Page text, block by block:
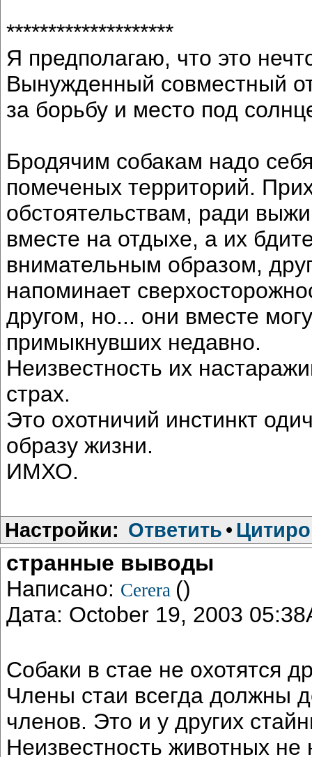
********************
Я предполагаю, что это
Вынужденный совместный
за борьбу и место под
Бродячим собакам надо
помеченых территорий.
обстоятельствам, ради
вместе на отдыхе, а их
внимательным образом,
напоминает
другом, но... они вместе
примыкнувших недавно.
Неизвестность их
страх.
Это охотничий инстинкт
образу жизни.
ИМХО.
Настройки: Ответить •
странные выводы
Написано: Cerera ()
Дата: October 19, 2003
Собаки в стае не охотятся
Члены стаи всегда должны
членов. Это и у других
Неизвестность животных не